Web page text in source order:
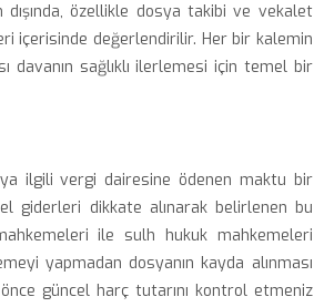
özellikle dosya takibi ve vekalet
içerisinde değerlendirilir. Her bir kalemin
davanın sağlıklı ilerlemesi için temel bir
ilgili vergi dairesine ödenen maktu bir
giderleri dikkate alınarak belirlenen bu
ile sulh hukuk mahkemeleri
yapmadan dosyanın kayda alınması
güncel harç tutarını kontrol etmeniz